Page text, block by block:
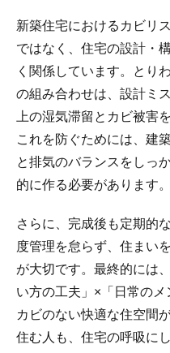
新築住宅におけるカビリ
ではなく、住宅の設計・
く関係しています。とり
の組み合わせは、設計ミ
上の湿気滞留とカビ被害
これを防ぐためには、建
と排気のバランスをしっ
的に作る必要があります。
さらに、完成後も定期的
度管理を怠らず、住まい
が大切です。最終的には
い方の工夫」×「日常のメ
カビのない快適な住空間
住む人も、住宅の呼吸に